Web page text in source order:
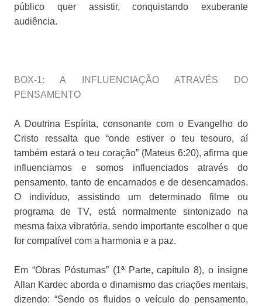
público quer assistir, conquistando exuberante
audiência.
BOX-1: A INFLUENCIAÇÃO ATRAVÉS DO
PENSAMENTO
A Doutrina Espírita, consonante com o Evangelho do
Cristo ressalta que “onde estiver o teu tesouro, aí
também estará o teu coração” (Mateus 6:20), afirma que
influenciamos e somos influenciados através do
pensamento, tanto de encarnados e de desencarnados.
O indivíduo, assistindo um determinado filme ou
programa de TV, está normalmente sintonizado na
mesma faixa vibratória, sendo importante escolher o que
for compatível com a harmonia e a paz.
Em “Obras Póstumas” (1ª Parte, capítulo 8), o insigne
Allan Kardec aborda o dinamismo das criações mentais,
dizendo: “Sendo os fluidos o veículo do pensamento,